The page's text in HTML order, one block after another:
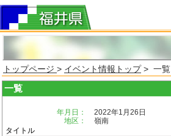
トップページ > イベント情報トップ> 一覧
一覧
年月日：
2022年1月26日
地区：
嶺南
タイトル